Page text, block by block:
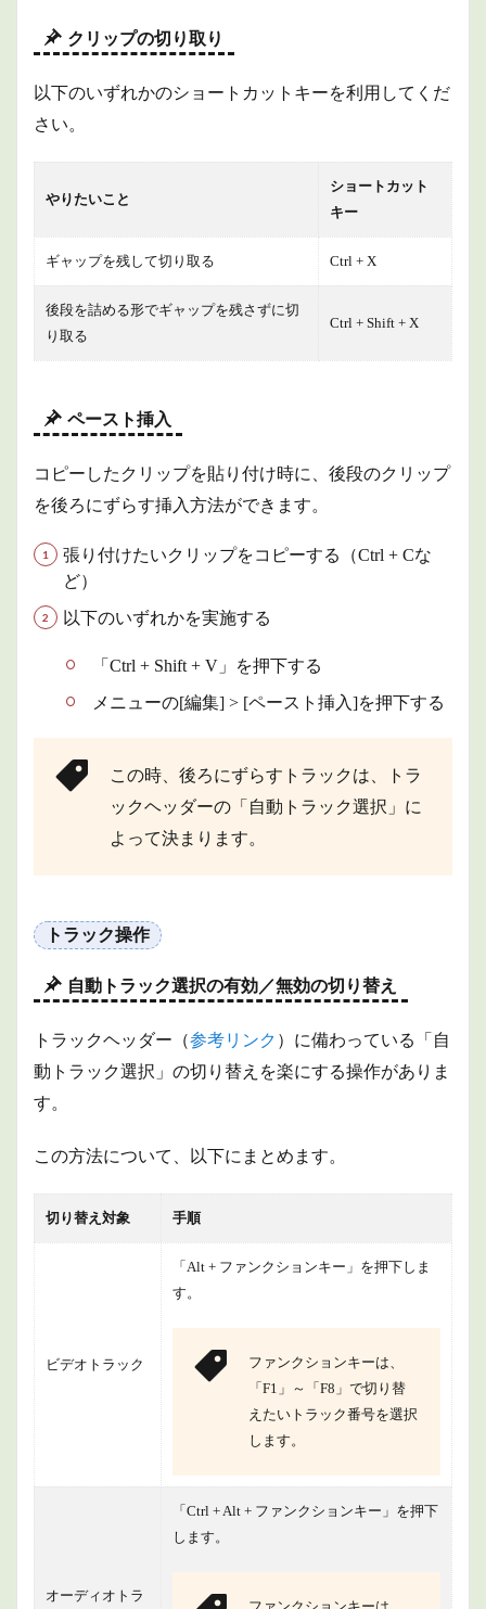
クリップの切り取り
以下のいずれかのショートカットキーを利用してくだ
さい。
やりたいこと
ショートカット
キー
ギャップを残して切り取る Ctrl + X
後段を詰める形でギャップを残さずに切
り取る
Ctrl + Shift + X
ペースト挿入
コピーしたクリップを貼り付け時に、後段のクリップ
を後ろにずらす挿入方法ができます。
張り付けたいクリップをコピーする（Ctrl + Cな
ど）
以下のいずれかを実施する
「Ctrl + Shift + V」を押下する
メニューの[編集] > [ペースト挿入]を押下する
この時、後ろにずらすトラックは、トラ
ックヘッダーの「自動トラック選択」に
よって決まります。
トラック操作
自動トラック選択の有効／無効の切り替え
トラックヘッダー（参考リンク ）に備わっている「自
動トラック選択」の切り替えを楽にする操作がありま
す。
この方法について、以下にまとめます。
切り替え対象 手順
ビデオトラック
「Alt + ファンクションキー」を押下しま
す。
ファンクションキーは、
「F1」～「F8」で切り替
えたいトラック番号を選択
します。
オーディオトラ
「Ctrl + Alt + ファンクションキー」を押下
します。